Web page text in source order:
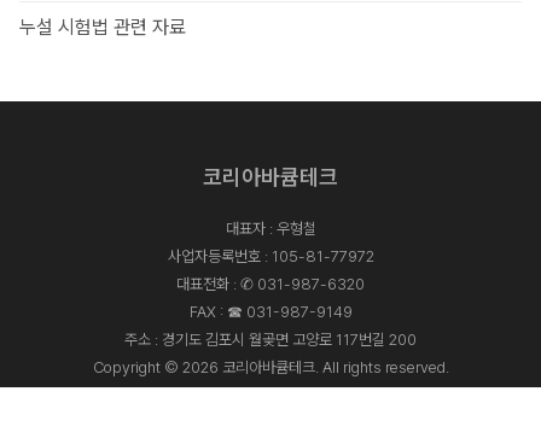
누설 시험법 관련 자료
코리아바큠테크
대표자 : 우형철
사업자등록번호 : 105-81-77972
대표전화 : ✆ 031-987-6320
FAX : ☎ 031-987-9149
주소 : 경기도 김포시 월곶면 고양로 117번길 200
Copyright © 2026 코리아바큠테크. All rights reserved.